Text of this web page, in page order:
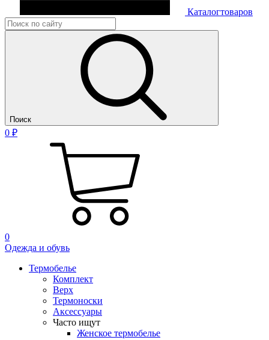
Каталогтоваров
Поиск
0 ₽
0
Одежда и обувь
Термобелье
Комплект
Верх
Термоноски
Аксессуары
Часто ищут
Женское термобелье